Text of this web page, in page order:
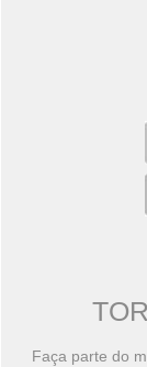
Faça parte do